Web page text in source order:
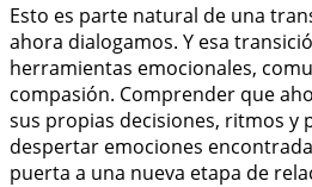
Esto es parte natural de una
ahora dialogamos. Y esa
herramientas emocionales,
compasión. Comprender que
sus propias decisiones, ritmos y
despertar emociones
puerta a una nueva etapa de